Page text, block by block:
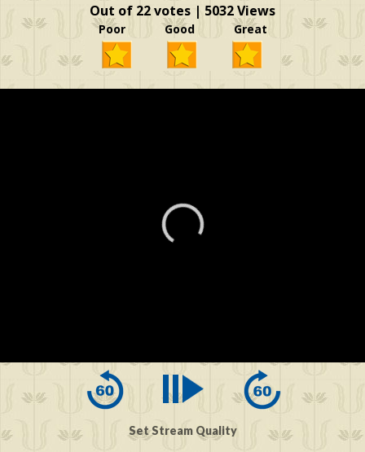
Out of 22 votes | 5032 Views
Poor Good Great
0
Set Stream Quality